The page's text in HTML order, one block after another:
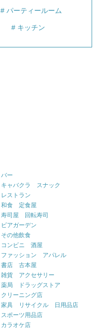
パーティールーム
キッチン
バー
キャバクラ スナック
レストラン
和食 定食屋
寿司屋 回転寿司
ビアガーデン
その他飲食
コンビニ 酒屋
ファッション アパレル
書店 古本屋
雑貨 アクセサリー
薬局 ドラッグストア
クリーニング店
家具 リサイクル 日用品店
スポーツ用品店
カラオケ店